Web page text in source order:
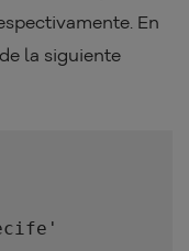
En
la siguiente